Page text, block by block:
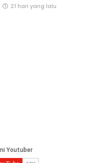
21 hari yang lalu